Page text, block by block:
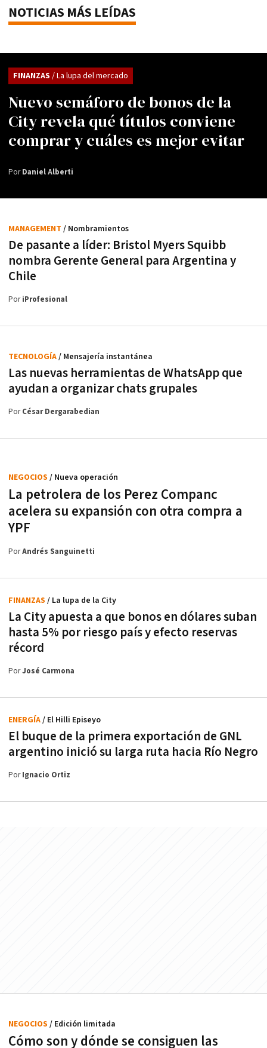
NOTICIAS MÁS LEÍDAS
Nuevo semáforo de bonos de la
City revela qué títulos conviene
comprar y cuáles es mejor evitar
FINANZAS / La lupa del mercado
PorDaniel Alberti
De pasante a líder: Bristol Myers Squibb
nombra Gerente General para Argentina y
Chile
MANAGEMENT / Nombramientos
PoriProfesional
Las nuevas herramientas de WhatsApp que
ayudan a organizar chats grupales
TECNOLOGÍA/ Mensajería instantánea
PorCésar Dergarabedian
La petrolera de los Perez Companc
acelera su expansión con otra compra a
YPF
NEGOCIOS / Nueva operación
PorAndrés Sanguinetti
La City apuesta a que bonos en dólares suban
hasta 5% por riesgo país y efecto reservas
récord
FINANZAS / La lupa de la City
PorJosé Carmona
El buque de la primera exportación de GNL
argentino inició su larga ruta hacia Río Negro
ENERGÍA/ El Hilli Episeyo
PorIgnacio Ortiz
Cómo son y dónde se consiguen las
NEGOCIOS / Edición limitada